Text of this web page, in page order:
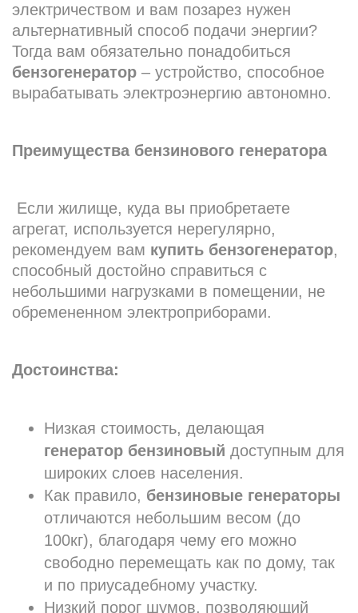
электричеством и вам позарез нужен
альтернативный способ подачи энергии?
Тогда вам обязательно понадобиться
бензогенератор – устройство, способное
вырабатывать электроэнергию автономно.
Преимущества бензинового генератора
Если жилище, куда вы приобретаете
агрегат, используется нерегулярно,
рекомендуем вам купить бензогенератор,
способный достойно справиться с
небольшими нагрузками в помещении, не
обремененном электроприборами.
Достоинства:
Низкая стоимость, делающая
генератор бензиновый доступным для
широких слоев населения.
Как правило, бензиновые генераторы
отличаются небольшим весом (до
100кг), благодаря чему его можно
свободно перемещать как по дому, так
и по приусадебному участку.
Низкий порог шумов, позволяющий